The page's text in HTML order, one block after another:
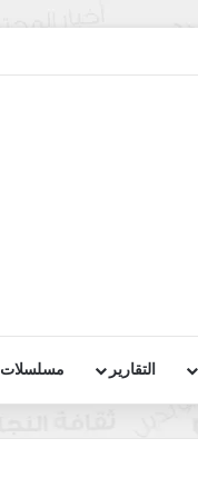
التقارير مسلسلات